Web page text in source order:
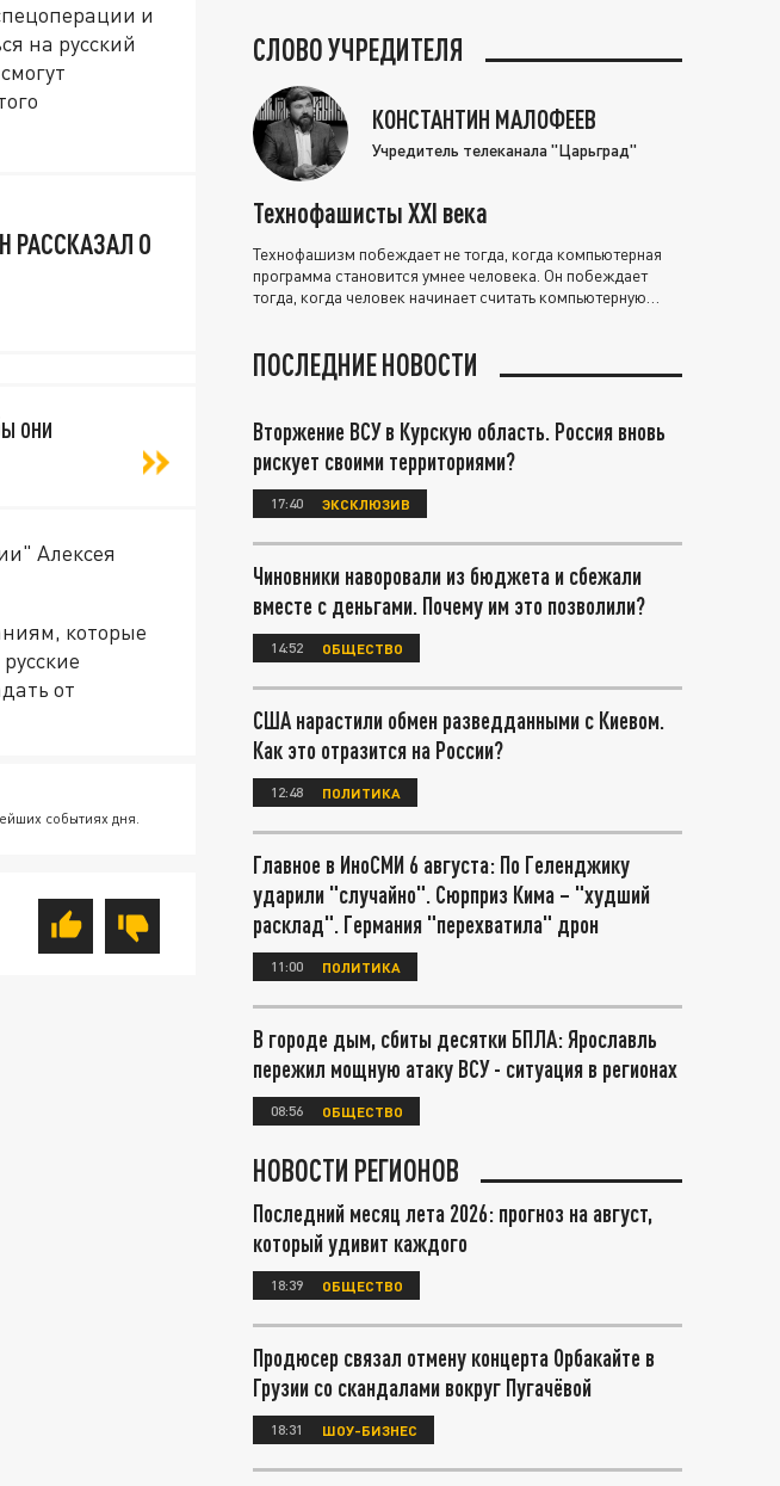
и
на русский
РАССКАЗАЛ О
они
Алексея
которые
от
событиях дня.
СЛОВО УЧРЕДИТЕЛЯ
КОНСТАНТИН МАЛОФЕЕВ
Учредитель телеканала "Царьград"
Технофашисты XXI века
Технофашизм побеждает не тогда, когда компьютерная
программа становится умнее человека. Он побеждает
тогда, когда человек начинает считать компьютерную
ПОСЛЕДНИЕ НОВОСТИ
Вторжение ВСУ в Курскую область. Россия вновь
рискует своими территориями?
17:40 ЭКСКЛЮЗИВ
Чиновники наворовали из бюджета и сбежали
вместе с деньгами. Почему им это позволили?
14:52 ОБЩЕСТВО
США нарастили обмен разведданными с Киевом.
Как это отразится на России?
12:48 ПОЛИТИКА
Главное в ИноСМИ 6 августа: По Геленджику
ударили "случайно". Сюрприз Кима – "худший
расклад". Германия "перехватила" дрон
11:00 ПОЛИТИКА
В городе дым, сбиты десятки БПЛА: Ярославль
пережил мощную атаку ВСУ - ситуация в регионах
08:56 ОБЩЕСТВО
НОВОСТИ РЕГИОНОВ
Последний месяц лета 2026: прогноз на август,
который удивит каждого
18:39 ОБЩЕСТВО
Продюсер связал отмену концерта Орбакайте в
Грузии со скандалами вокруг Пугачёвой
18:31 ШОУ-БИЗНЕС